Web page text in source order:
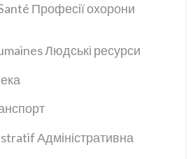
Професії охорони
Людські ресурси
Адміністративна